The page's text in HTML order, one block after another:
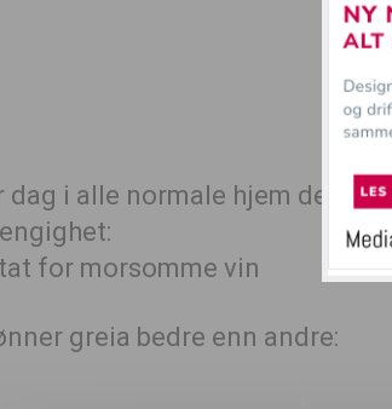
dag i alle normale hjem der
greia bedre enn andre: